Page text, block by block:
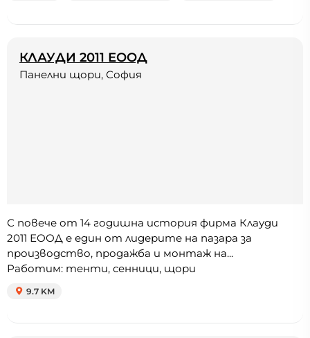
КЛАУДИ 2011 ЕООД
Панелни щори, София
С повече от 14 годишна история фирма Клауди
2011 ЕООД е един от лидерите на пазара за
производство, продажба и монтаж на...
Работим: тенти, сенници, щори
9.7 KM